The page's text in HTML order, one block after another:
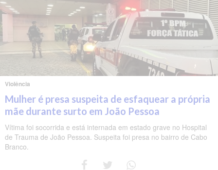
Violência
Mulher é presa suspeita de esfaquear a própria
mãe durante surto em João Pessoa
Vítima foi socorrida e está internada em estado grave no Hospital
de Trauma de João Pessoa. Suspeita foi presa no bairro de Cabo
Branco.